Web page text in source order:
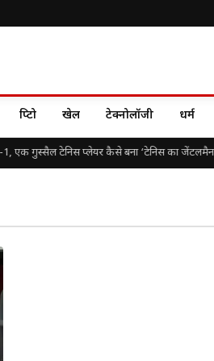
क्रिप्टो खेल टेक्नोलॉजी धर्म
एक गुस्सैल टेनिस प्लेयर कैसे बना ‘टेनिस का जेंटलमैन’